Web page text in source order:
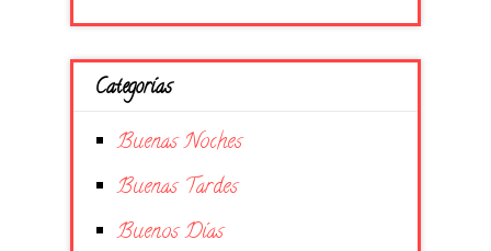
Categorías
Buenas Noches
Buenas Tardes
Buenos Días